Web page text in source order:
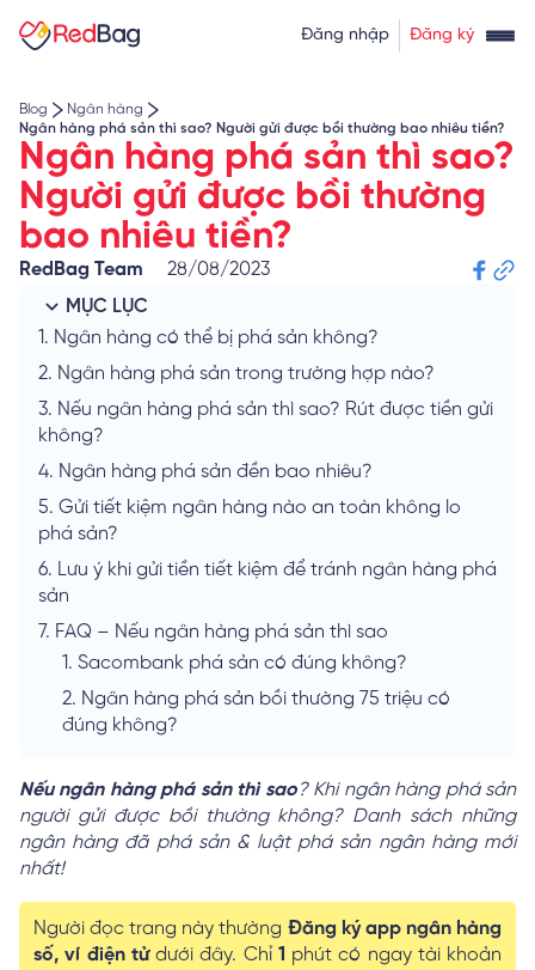
Đăng nhập Đăng ký
Tính lãi vay
Về chúng tôi
Blog
Ngân hàng
Ngân hàng phá sản thì sao? Người gửi được bồi thường bao nhiêu tiền?
Ngân hàng phá sản thì sao?
Người gửi được bồi thường
bao nhiêu tiền?
RedBag Team
28/08/2023
MỤC LỤC
1. Ngân hàng có thể bị phá sản không?
2. Ngân hàng phá sản trong trường hợp nào?
3. Nếu ngân hàng phá sản thì sao? Rút được tiền gửi
không?
4. Ngân hàng phá sản đền bao nhiêu?
5. Gửi tiết kiệm ngân hàng nào an toàn không lo
phá sản?
6. Lưu ý khi gửi tiền tiết kiệm để tránh ngân hàng phá
sản
7. FAQ – Nếu ngân hàng phá sản thì sao
1. Sacombank phá sản có đúng không?
2. Ngân hàng phá sản bồi thường 75 triệu có
đúng không?
Nếu ngân hàng phá sản thì sao? Khi ngân hàng phá sản
người gửi được bồi thường không? Danh sách những
ngân hàng đã phá sản & luật phá sản ngân hàng mới
nhất!
Người đọc trang này thường Đăng ký app ngân hàng
số, ví điện tửdưới đây. Chỉ 1 phút có ngay tài khoản